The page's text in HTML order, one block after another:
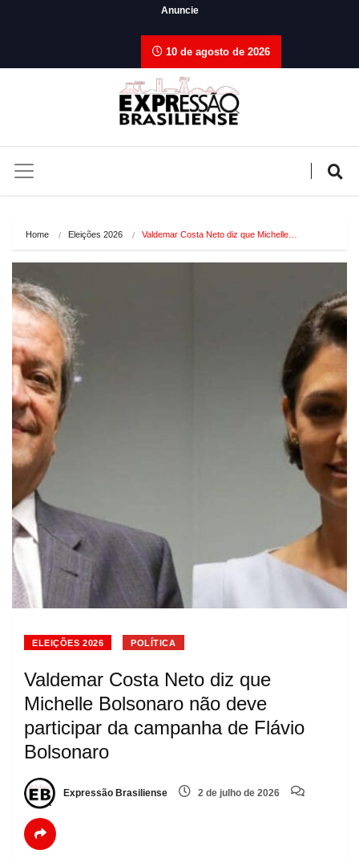
Anuncie
10 de agosto de 2026
Home Eleições 2026 Valdemar Costa Neto diz que Michelle…
ELEIÇÕES 2026 POLÍTICA
Valdemar Costa Neto diz que
Michelle Bolsonaro não deve
participar da campanha de Flávio
Bolsonaro
Expressão Brasiliense 2 de julho de 2026